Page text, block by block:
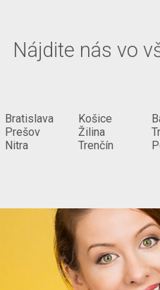
Nájdite nás vo
Bratislava
Prešov
Nitra
Košice
Žilina
Trenčín